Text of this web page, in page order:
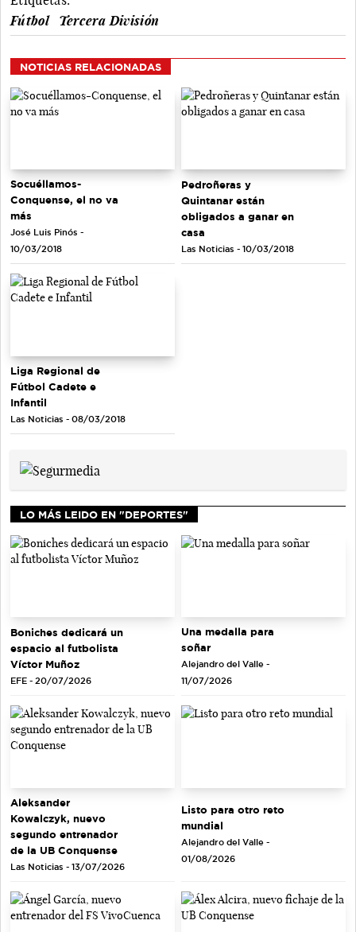
Fútbol
Tercera División
NOTICIAS RELACIONADAS
Socuéllamos-
Conquense, el no va
más
José Luis Pinós -
10/03/2018
Pedroñeras y
Quintanar están
obligados a ganar en
casa
Las Noticias - 10/03/2018
Liga Regional de
Fútbol Cadete e
Infantil
Las Noticias - 08/03/2018
LO MÁS LEIDO EN "DEPORTES"
Boniches dedicará un
espacio al futbolista
Víctor Muñoz
EFE - 20/07/2026
Una medalla para
soñar
Alejandro del Valle -
11/07/2026
Aleksander
Kowalczyk, nuevo
segundo entrenador
de la UB Conquense
Las Noticias - 13/07/2026
Listo para otro reto
mundial
Alejandro del Valle -
01/08/2026